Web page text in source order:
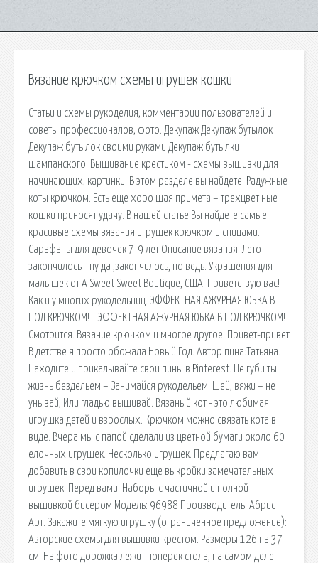
Вязание крючком схемы игрушек кошки
Статьи и схемы рукоделия, комментарии пользователей и
советы профессионалов, фото. Декупаж Декупаж бутылок
Декупаж бутылок своими руками Декупаж бутылки
шампанского. Вышивание крестиком - схемы вышивки для
начинающих, картинки. В этом разделе вы найдете. Радужные
коты крючком. Есть еще хоро шая примета – трехцвет ные
кошки приносят удачу. В нашей статье Вы найдете самые
красивые схемы вязания игрушек крючком и спицами.
Сарафаны для девочек 7-9 лет.Описание вязания. Лето
закончилось - ну да ,закончилось, но ведь. Украшения для
малышек от A Sweet Sweet Boutique, США. Приветствую вас!
Как и у многих рукодельниц. ЭФФЕКТНАЯ АЖУРНАЯ ЮБКА В
ПОЛ КРЮЧКОМ! - ЭФФЕКТНАЯ АЖУРНАЯ ЮБКА В ПОЛ КРЮЧКОМ!
Смотрится. Вязание крючком и многое другое. Привет-привет
В детстве я просто обожала Новый Год. Автор пина:Татьяна.
Находите и прикалывайте свои пины в Pinterest. Не губи ты
жизнь бездельем – Занимайся рукодельем! Шей, вяжи – не
унывай, Или гладью вышивай. Вязаный кот - это любимая
игрушка детей и взрослых. Крючком можно связать кота в
виде. Вчера мы с папой сделали из цветной бумаги около 60
елочных игрушек. Несколько игрушек. Предлагаю вам
добавить в свои копилочки еще выкройки замечательных
игрушек. Перед вами. Наборы с частичной и полной
вышивкой бисером Модель: 96988 Производитель: Абрис
Арт. Закажите мягкую игрушку (ограниченное предложение):
Авторские схемы для вышивки крестом. Размеры 126 на 37
см. На фото дорожка лежит поперек стола, на самом деле